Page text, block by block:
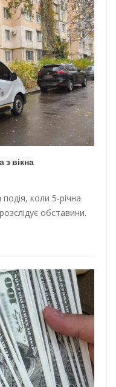
з вікна
коли 5-річна
обставини.